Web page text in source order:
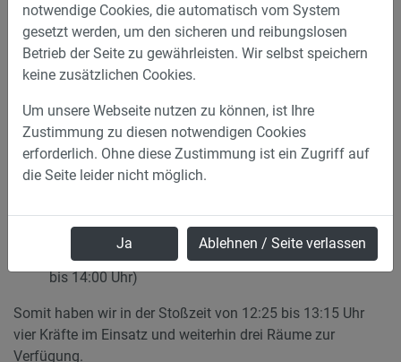
aufgenommen, sofern und sobald sich freie Kapazitäten
ergeben.
FrauBirgit Kastner (morgens und mittags bis 13:15
Uhr)
FrauAnita Seidler(morgens und mittags bis 14:00
Seit Januar 2026: FrauSandra Recchia(Mo–Do
mittags bis 13:15 Uhr)
Seit März 2026: Frau Nicole Kretzler
(Mo–Fr mittags
bis 14:00 Uhr)
Somit haben wir in der Stoßzeit von 12:25 bis 13:15 Uhr
vier Kräfte im Einsatz und weiterhin drei Räume zur
Verfügung.
notwendige Cookies, die automatisch vom System
gesetzt werden, um den sicheren und reibungslosen
Betrieb der Seite zu gewährleisten. Wir selbst speichern
keine zusätzlichen Cookies.
Um unsere Webseite nutzen zu können, ist Ihre
Zustimmung zu diesen notwendigen Cookies
erforderlich. Ohne diese Zustimmung ist ein Zugriff auf
die Seite leider nicht möglich.
Ja Ablehnen / Seite verlassen